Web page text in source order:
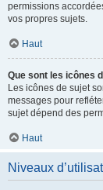
permissions
vos propres sujets.
Haut
Que sont les icônes
Les icônes de sujet
messages pour
sujet dépend des
Haut
Niveaux